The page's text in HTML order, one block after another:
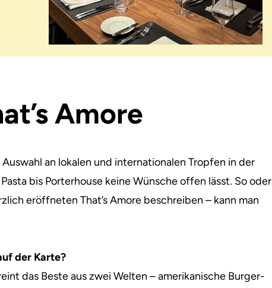
Amore
an lokalen und internationalen Tropfen in der
bis Porterhouse keine Wünsche offen lässt. So oder
eröffneten That’s Amore beschreiben – kann man
der Karte?
das Beste aus zwei Welten – amerikanische Burger-